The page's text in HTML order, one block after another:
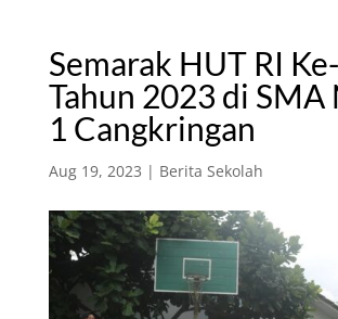
Semarak HUT RI
Tahun 2023 di SMA
1 Cangkringan
Aug 19, 2023 | Berita Sekolah